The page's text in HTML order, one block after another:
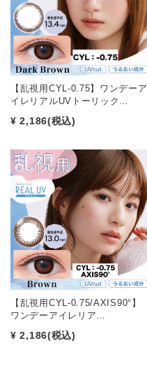
【乱視用CYL-0.75】ワンデーア
イレリアルUVトーリック…
¥ 2,186(税込)
【乱視用CYL-0.75/AXIS90°】
ワンデーアイレリア…
¥ 2,186(税込)